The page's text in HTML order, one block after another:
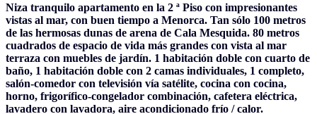
Niza tranquilo apartamento en la 2 ª Piso con impresionantes
vistas al mar, con buen tiempo a Menorca. Tan sólo 100 metros
de las hermosas dunas de arena de Cala Mesquida. 80 metros
cuadrados de espacio de vida más grandes con vista al mar
terraza con muebles de jardín. 1 habitación doble con cuarto de
baño, 1 habitación doble con 2 camas individuales, 1 completo,
salón-comedor con televisión vía satélite, cocina con cocina,
horno, frigorífico-congelador combinación, cafetera eléctrica,
lavadero con lavadora, aire acondicionado frío / calor.